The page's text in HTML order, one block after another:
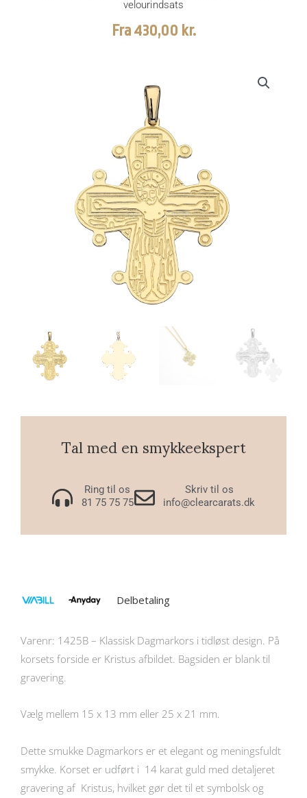
velourindsats
Fra430,00 kr.
Tal med en smykkeekspert
Ring til os
81 75 75 75
Skriv til os
info@clearcarats.dk
Delbetaling
Varenr: 1425B – Klassisk Dagmarkors i tidløst design. På
korsets forside er Kristus afbildet. Bagsiden er blank til
gravering.
Vælg mellem 15 x 13 mm eller 25 x 21 mm.
Dette smukke Dagmarkors er et elegant og meningsfuldt
smykke. Korset er udført i 14 karat guld med detaljeret
gravering af Kristus, hvilket gør det til et symbolsk og